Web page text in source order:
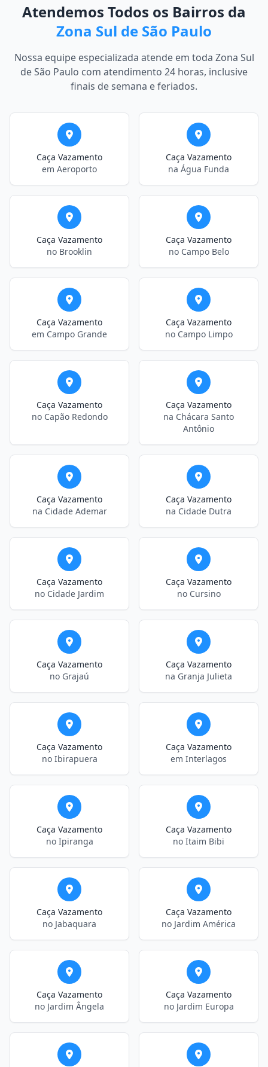
Atendemos Todos os Bairros da
Zona Sul de São Paulo
Nossa equipe especializada atende em toda Zona Sul
de São Paulo com atendimento 24 horas, inclusive
finais de semana e feriados.
Caça Vazamento
em Aeroporto
Caça Vazamento
na Água Funda
Caça Vazamento
no Brooklin
Caça Vazamento
no Campo Belo
Caça Vazamento
em Campo Grande
Caça Vazamento
no Campo Limpo
Caça Vazamento
no Capão Redondo
Caça Vazamento
na Chácara Santo
Antônio
Caça Vazamento
na Cidade Ademar
Caça Vazamento
na Cidade Dutra
Caça Vazamento
no Cidade Jardim
Caça Vazamento
no Cursino
Caça Vazamento
no Grajaú
Caça Vazamento
na Granja Julieta
Caça Vazamento
no Ibirapuera
Caça Vazamento
em Interlagos
Caça Vazamento
no Ipiranga
Caça Vazamento
no Itaim Bibi
Caça Vazamento
no Jabaquara
Caça Vazamento
no Jardim América
Caça Vazamento
no Jardim Ângela
Caça Vazamento
no Jardim Europa